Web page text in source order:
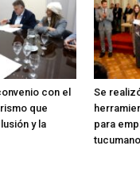
con el
que
y la
Se
para